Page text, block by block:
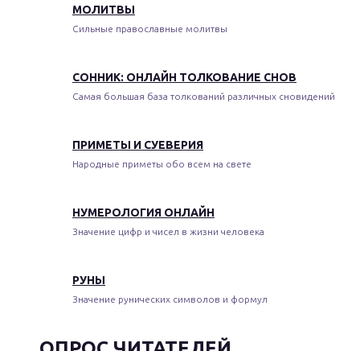
МОЛИТВЫ
Сильные православные молитвы
СОННИК: ОНЛАЙН ТОЛКОВАНИЕ СНОВ
Самая большая база толкований различных сновидений
ПРИМЕТЫ И СУЕВЕРИЯ
Народные приметы обо всем на свете
НУМЕРОЛОГИЯ ОНЛАЙН
Значение цифр и чисел в жизни человека
РУНЫ
Значение рунических символов и формул